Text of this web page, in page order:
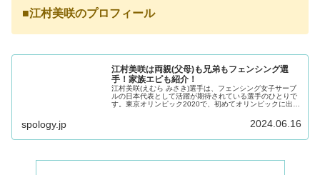
■江村美咲のプロフィール
江村美咲は両親(父母)も兄弟もフェンシング選
手！家族エピも紹介！
江村美咲(えむら みさき)選手は、フェンシング女子サーブ
ルの日本代表として活躍が期待されている選手のひとりで
す。東京オリンピック2020で、初めてオリンピックに出
spology.jp 2024.06.16